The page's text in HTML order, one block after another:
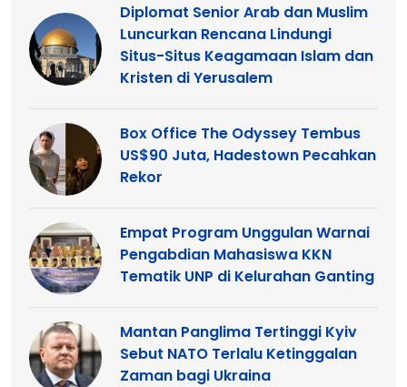
Diplomat Senior Arab dan Muslim
Luncurkan Rencana Lindungi
Situs-Situs Keagamaan Islam dan
Kristen di Yerusalem
Box Office The Odyssey Tembus
US$90 Juta, Hadestown Pecahkan
Rekor
Empat Program Unggulan Warnai
Pengabdian Mahasiswa KKN
Tematik UNP di Kelurahan Ganting
Mantan Panglima Tertinggi Kyiv
Sebut NATO Terlalu Ketinggalan
Zaman bagi Ukraina